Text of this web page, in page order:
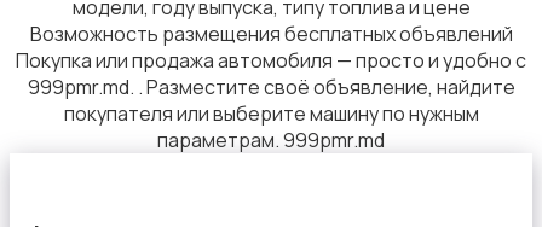
модели, году выпуска, типу топлива и цене
Возможность размещения бесплатных объявлений
Покупка или продажа автомобиля — просто и удобно с
999pmr.md. . Разместите своё объявление, найдите
покупателя или выберите машину по нужным
параметрам. 999pmr.md